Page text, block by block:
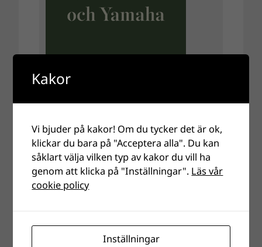
Kakor
Vi bjuder på kakor! Om du tycker det är ok,
klickar du bara på "Acceptera alla". Du kan
såklart välja vilken typ av kakor du vill ha
genom att klicka på "Inställningar". Läs vår
cookie policy
Inställningar